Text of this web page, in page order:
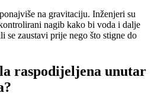
na gravitaciju. Inženjeri su
nagib kako bi voda i dalje
se zaustavi prije nego što stigne do
raspodijeljena unutar